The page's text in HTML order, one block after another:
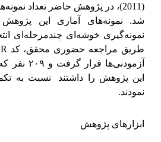
شد. نمونه‌های آماری این
نمونه‌گیری خوشه‌ای چندمرحله‌ای
طریق مراجعه حضوری محقق، کد
آزمودنی‌ها
این پژوهش را داشتند
نسبت به
نمودند.
ابزارهای پژوهش